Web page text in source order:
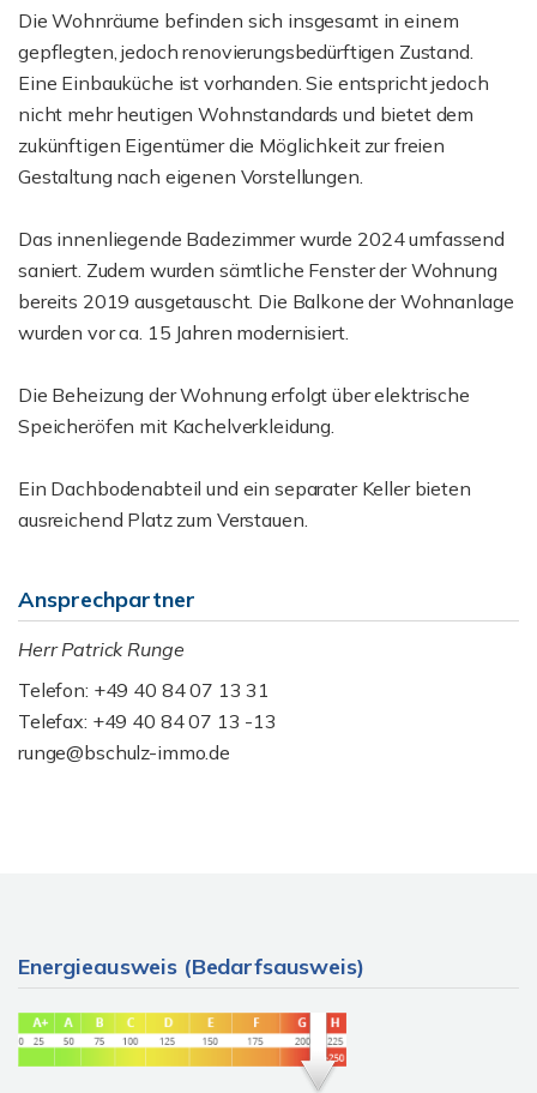
Die Wohnräume befinden sich insgesamt in einem
gepflegten, jedoch renovierungsbedürftigen Zustand.
Eine Einbauküche ist vorhanden. Sie entspricht jedoch
nicht mehr heutigen Wohnstandards und bietet dem
zukünftigen Eigentümer die Möglichkeit zur freien
Gestaltung nach eigenen Vorstellungen.
Das innenliegende Badezimmer wurde 2024 umfassend
saniert. Zudem wurden sämtliche Fenster der Wohnung
bereits 2019 ausgetauscht. Die Balkone der Wohnanlage
wurden vor ca. 15 Jahren modernisiert.
Die Beheizung der Wohnung erfolgt über elektrische
Speicheröfen mit Kachelverkleidung.
Ein Dachbodenabteil und ein separater Keller bieten
ausreichend Platz zum Verstauen.
Ansprechpartner
Herr Patrick Runge
Telefon: +49 40 84 07 13 31
Telefax: +49 40 84 07 13 -13
runge@bschulz-immo.de
Energieausweis (Bedarfsausweis)